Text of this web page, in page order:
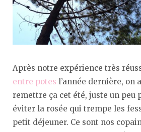
Après notre expérience très
entre potes l’année dernière, on
remettre ça cet été, juste un peu
éviter la rosée qui trempe les
petit déjeuner. Ce sont nos